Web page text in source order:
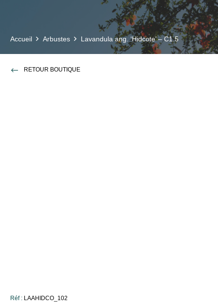
Accueil Arbustes Lavandula ang. ‘Hidcote’ – C1.5
RETOUR BOUTIQUE
Réf : LAAHIDCO_102